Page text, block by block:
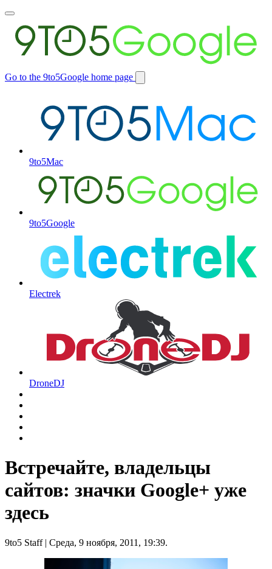
Toggle
main
menu
Go to the 9to5Google home page
Switch
9to5Mac
9to5Google
Electrek
DroneDJ
Встречайте, владельцы
сайтов: значки Google+ уже
здесь
9to5 Staff| Среда, 9 ноября, 2011, 19:39.